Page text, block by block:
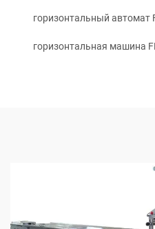
горизонтальный автомат
горизонтальная машина